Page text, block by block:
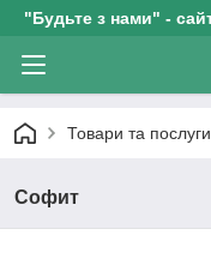
"Будьте з нами" -
Товари та послуги
Софит